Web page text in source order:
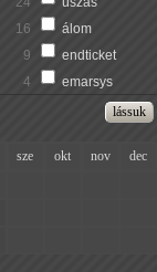
16
álom
9
endticket
4
emarsys
sze okt nov
dec